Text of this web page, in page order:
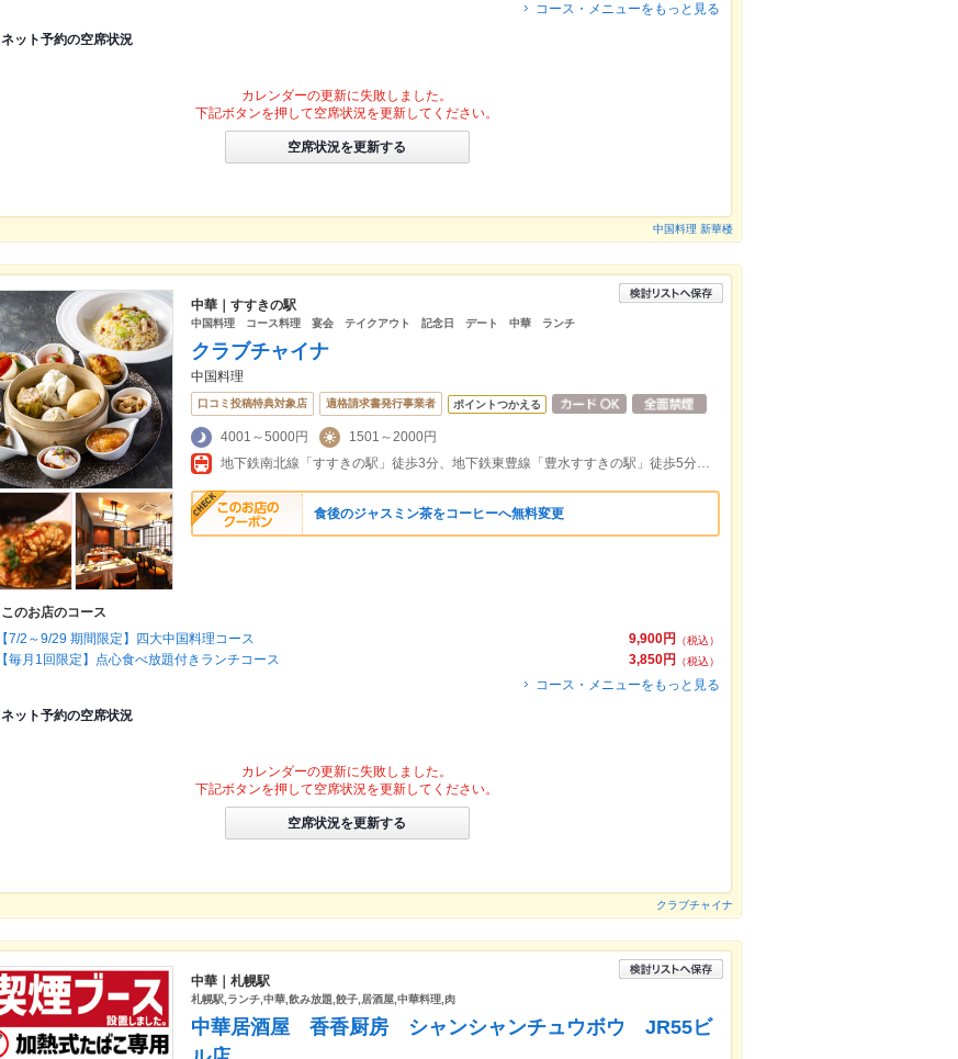
コース・メニューをもっと見る
ネット予約の空席状況
カレンダーの更新に失敗しました。
下記ボタンを押して空席状況を更新してください。
空席状況を更新する
中国料理 新華楼
中華｜すすきの駅
中国料理 コース料理 宴会 テイクアウト 記念日 デート 中華 ランチ
クラブチャイナ
中国料理
口コミ投稿特典対象店 適格請求書発行事業者 ポイントつかえる
4001～5000円
1501～2000円
地下鉄南北線「すすきの駅」徒歩3分、地下鉄東豊線「豊水すすきの駅」徒歩5分、JR「札幌駅」徒歩20分
食後のジャスミン茶をコーヒーへ無料変更
このお店のコース
9,900円
（税込）
【7/2～9/29 期間限定】四大中国料理コース
3,850円
（税込）
【毎月1回限定】点心食べ放題付きランチコース
コース・メニューをもっと見る
ネット予約の空席状況
カレンダーの更新に失敗しました。
下記ボタンを押して空席状況を更新してください。
空席状況を更新する
クラブチャイナ
中華｜札幌駅
札幌駅,ランチ,中華,飲み放題,餃子,居酒屋,中華料理,肉
中華居酒屋 香香厨房 シャンシャンチュウボウ JR55ビ